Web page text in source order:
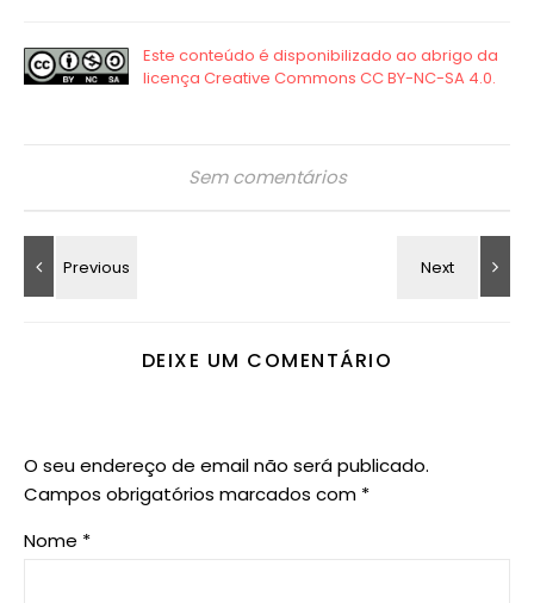
Sem comentários
DEIXE UM COMENTÁRIO
O seu endereço de email não será publicado.
Campos obrigatórios marcados com *
Nome *